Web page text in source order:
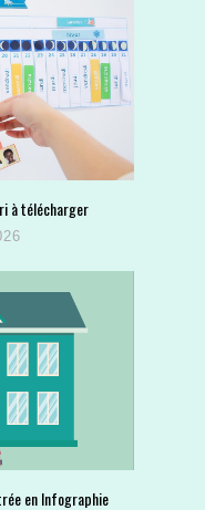
à télécharger
en Infographie